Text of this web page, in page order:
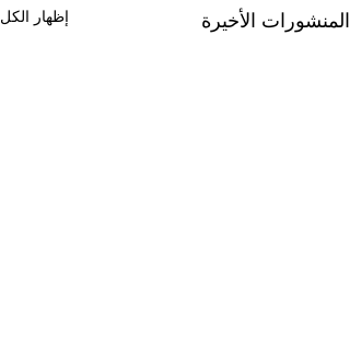
المنشورات الأخيرة إظهار الكل